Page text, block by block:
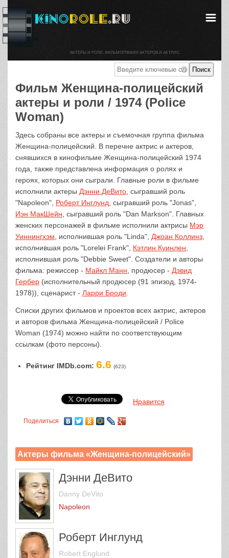
Фильм Женщина-полицейский
актеры и роли / 1974 (Police
Woman)
Здесь собраны все актеры и съемочная группа фильма
Женщина-полицейский. В перечне актрис и актеров,
снявшихся в кинофильме Женщина-полицейский 1974
года, также представлена информация о ролях и
героях, которых они сыграли. Главные роли в фильме
исполнили актеры Дэнни ДеВито , сыгравший роль
"Napoleon", Роберт Инглунд , сыгравший роль "Jonas",
Иэн МакШейн , сыгравший роль "Dan Markson". Главных
женских персонажей в фильме исполнили актрисы Мэр
Уиннингхэм , исполнившая роль "Linda", Джоан Коллинз
исполнившая роль "Lorelei Frank", Кэтлин Куинлен
исполнившая роль "Debbie Sweet". Создатели и авторы
фильма: режиссер - Майкл Манн , продюсер - Дэвид
Гербер (исполнительный продюсер (91 эпизод, 1974-
1978)), сценарист - Ларри Броди
Списки других фильмов и проектов всех актрис, актеров
и авторов фильма Женщина-полицейский / Police
Woman (1974) можно найти по соответствующим
ссылкам (фото персоны).
Рейтинг IMDb.com: 6.6 (623)
Нравится
Поделиться
Актеры фильма «Женщина-полицейский»
Дэнни ДеВито
Danny DeVito
Napoleon
Роберт Инглунд
Robert Englund
АКТЕРЫ И РОЛИ. ФИЛЬМОГРАФИИ АКТЕРОВ И АКТРИС.